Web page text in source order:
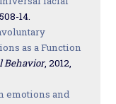
14.
as a Function
Behavior, 2012,
emotions and